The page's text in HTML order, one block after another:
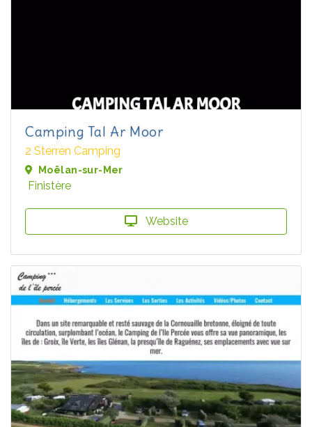
Camping Tal Ar Moor
2 Sterren Camping
Moëlan-sur-Mer
Finistère
Website